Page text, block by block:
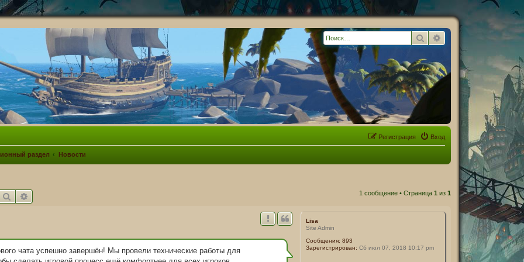
Поиск Расширенный поиск
Вход
Регистрация
раздел Новости
Поиск 1 сообщение • Страница1 из1
Lisa
Site Admin
Сообщения: 893
Зарегистрирован: Сб июл 07, 2018 10:17 pm
чата успешно завершён! Мы провели технические работы для